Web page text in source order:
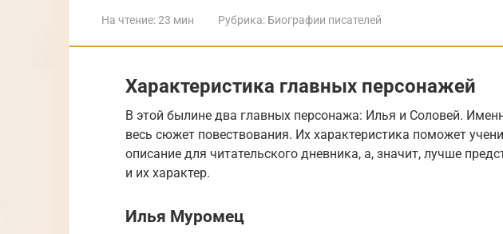
На чтение:23 мин Рубрика: Биографии писателей
Характеристика главных персонажей
В этой былине два главных персонажа: Илья и Соловей.
весь сюжет повествования. Их характеристика поможет
описание для читательского дневника, а, значит, лучше
и их характер.
Илья Муромец